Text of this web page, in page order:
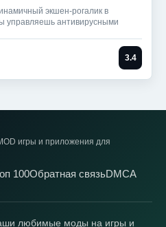
экшен-рогалик в
управляешь антивирусными
3.4
игры и приложения для
100Обратная связьDMCA
любимые моды на игры и